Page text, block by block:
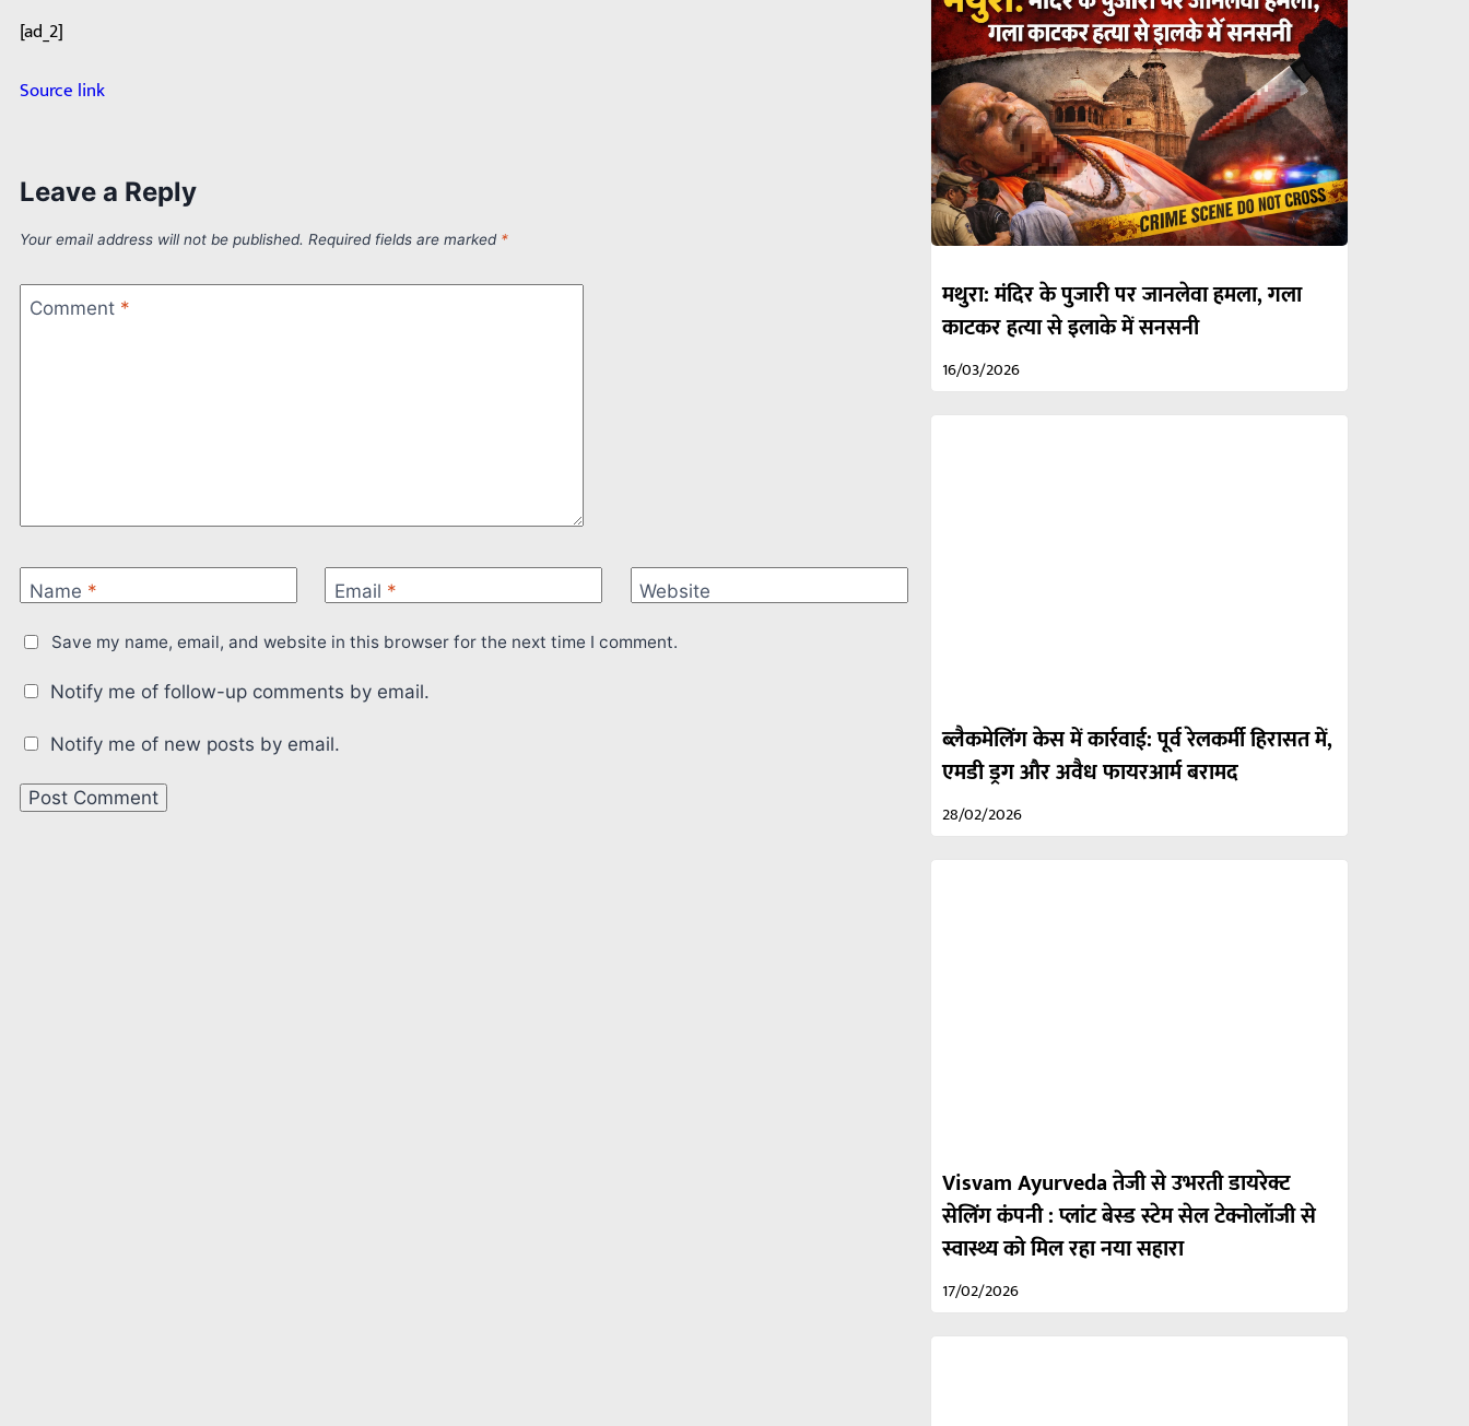
[ad_2]
Source link
Leave a Reply
Your email address will not be published. Required fields are marked *
Comment *
Name * Email * Website
Save my name, email, and website in this browser for the next time I comment.
Notify me of follow-up comments by email.
Notify me of new posts by email.
मथुरा: मंदिर के पुजारी पर जानलेवा हमला, गला
काटकर हत्या से इलाके में सनसनी
16/03/2026
ब्लैकमेलिंग केस में कार्रवाई: पूर्व रेलकर्मी हिरासत में,
एमडी ड्रग और अवैध फायरआर्म बरामद
28/02/2026
Visvam Ayurveda तेजी से उभरती डायरेक्ट
सेलिंग कंपनी : प्लांट बेस्ड स्टेम सेल टेक्नोलॉजी से
स्वास्थ्य को मिल रहा नया सहारा
17/02/2026